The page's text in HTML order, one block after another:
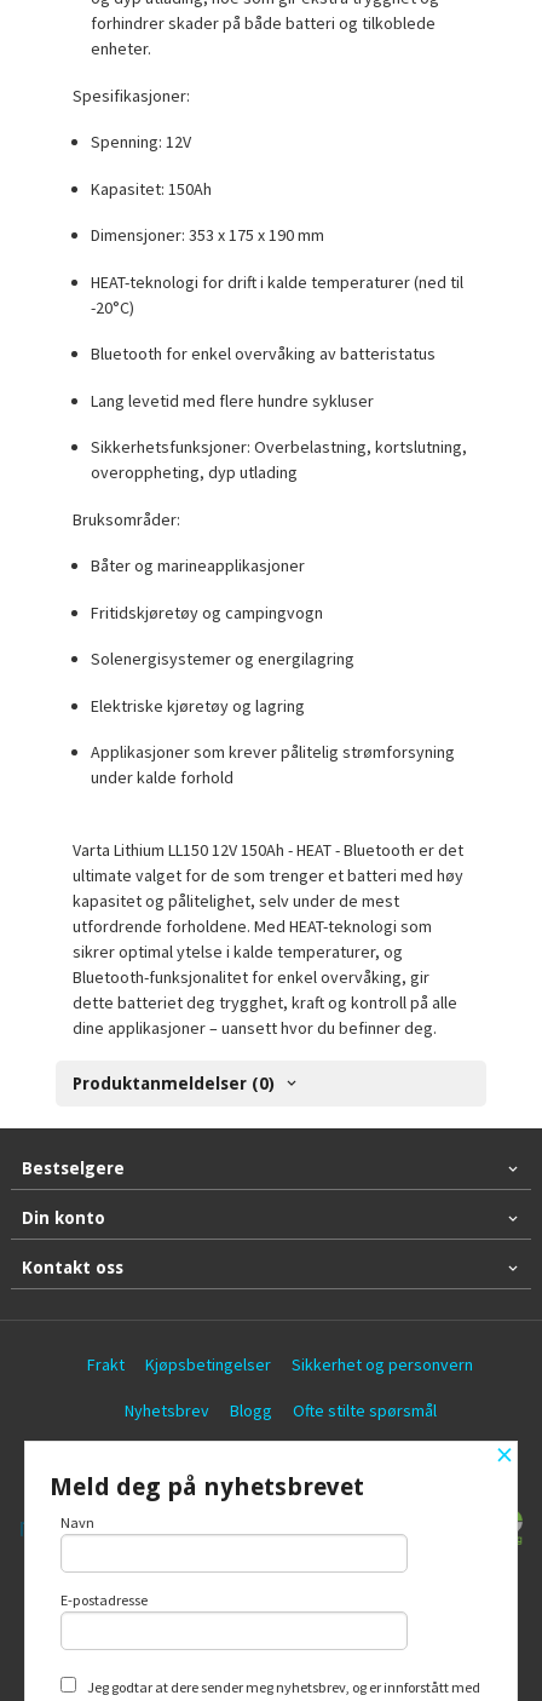
forhindrer skader på både batteri og tilkoblede
enheter.
Spesifikasjoner:
Spenning: 12V
Kapasitet: 150Ah
Dimensjoner: 353 x 175 x 190 mm
HEAT-teknologi for drift i kalde temperaturer (ned til
-20°C)
Bluetooth for enkel overvåking av batteristatus
Lang levetid med flere hundre sykluser
Sikkerhetsfunksjoner: Overbelastning, kortslutning,
overoppheting, dyp utlading
Bruksområder:
Båter og marineapplikasjoner
Fritidskjøretøy og campingvogn
Solenergisystemer og energilagring
Elektriske kjøretøy og lagring
Applikasjoner som krever pålitelig strømforsyning
under kalde forhold
Varta Lithium LL150 12V 150Ah - HEAT - Bluetooth er det
ultimate valget for de som trenger et batteri med høy
kapasitet og pålitelighet, selv under de mest
utfordrende forholdene. Med HEAT-teknologi som
sikrer optimal ytelse i kalde temperaturer, og
Bluetooth-funksjonalitet for enkel overvåking, gir
dette batteriet deg trygghet, kraft og kontroll på alle
dine applikasjoner – uansett hvor du befinner deg.
Produktanmeldelser (0)
Bestselgere
Din konto
Kontakt oss
Frakt Kjøpsbetingelser Sikkerhet og personvern
Nyhetsbrev Blogg Ofte stilte spørsmål
Vår nettbutikk bruker cookies slik at du
yte deg bedre service. Vi bruker cookies
hovedsaklig til å lagre
×
Meld deg på nyhetsbrevet
Navn
E-postadresse
Jeg godtar at dere sender meg nyhetsbrev, og er innforstått med